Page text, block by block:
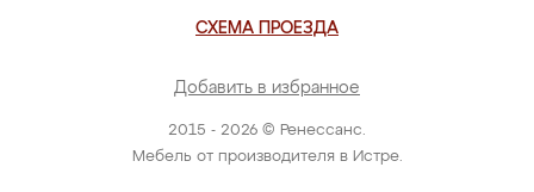
2015 - 2026 © Ренессанс.
Мебель от производителя в Истре.
СХЕМА ПРОЕЗДА
Добавить в избранное